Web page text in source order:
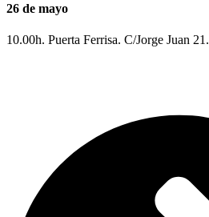
26 de mayo
10.00h. Puerta Ferrisa. C/Jorge Juan 21.